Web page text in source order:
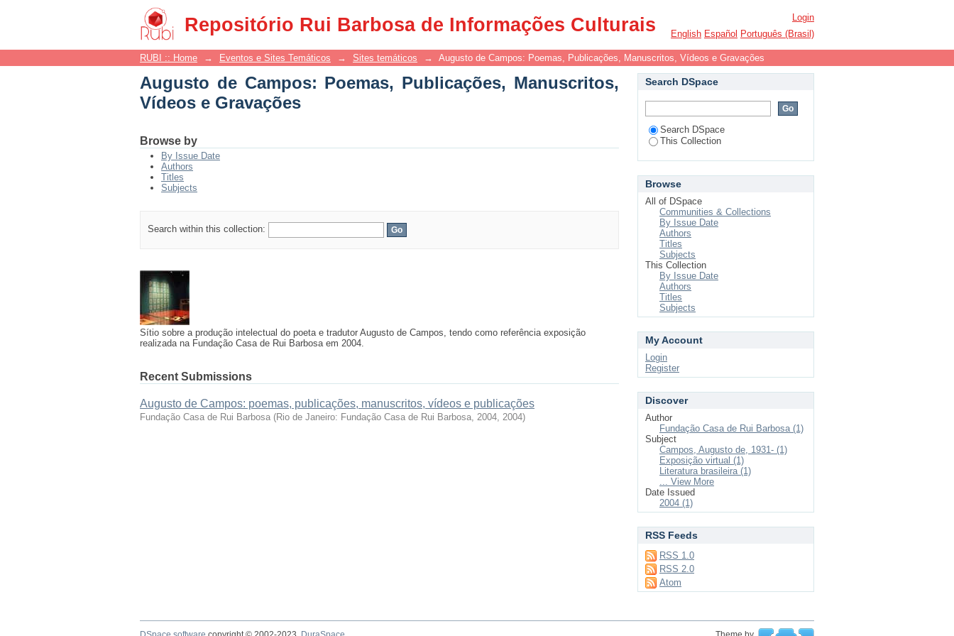
Repositório Rui Barbosa de Informações Culturais
Augusto de Campos: Poemas, Publicações, Manuscritos, Vídeos e Gravações
Login
English Español Português (Brasil)
RUBI :: Home → Eventos e Sites Temáticos → Sites temáticos → Augusto de Campos: Poemas, Publicações, Manuscritos, Vídeos e Gravações
Augusto de Campos: Poemas, Publicações, Manuscritos,
Vídeos e Gravações
Browse by
By Issue Date
Authors
Titles
Subjects
Search within this collection:
Sítio sobre a produção intelectual do poeta e tradutor Augusto de Campos, tendo como referência exposição
realizada na Fundação Casa de Rui Barbosa em 2004.
Recent Submissions
Augusto de Campos: poemas, publicações, manuscritos, vídeos e publicações
Fundação Casa de Rui Barbosa (Rio de Janeiro: Fundação Casa de Rui Barbosa, 2004, 2004)
Search DSpace
Search DSpace
This Collection
Browse
All of DSpace
Communities & Collections
By Issue Date
Authors
Titles
Subjects
This Collection
By Issue Date
Authors
Titles
Subjects
My Account
Login
Register
Discover
Author
Fundação Casa de Rui Barbosa (1)
Subject
Campos, Augusto de, 1931- (1)
Exposição virtual (1)
Literatura brasileira (1)
... View More
Date Issued
2004 (1)
RSS Feeds
RSS 1.0
RSS 2.0
Atom